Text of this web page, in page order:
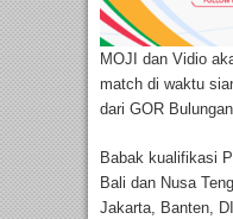
MOJI dan Vidio
match di waktu
dari GOR
Babak kualifikasi
Bali dan Nusa
Jakarta, Banten,